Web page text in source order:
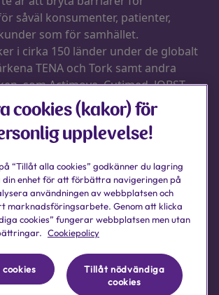
cookies (kakor) för
upplevelse!
“Tillåt alla cookies” godkänner du lagring
din enhet för att förbättra navigeringen på
användningen av webbplatsen och
marknadsföringsarbete. Genom att klicka
cookies” fungerar webbplatsen men utan
Cookiepolicy
Tillåt nödvändiga
cookies